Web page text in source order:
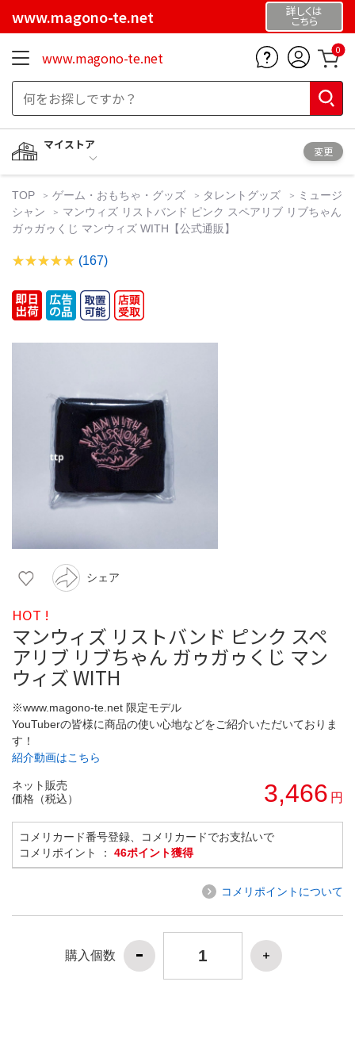
www.magono-te.net 詳しくは
こちら
www.magono-te.net 0
マイストア
変更
TOP ゲーム・おもちゃ・グッズ タレントグッズ
ミュージ
シャン
マンウィズ リストバンド ピンク スペアリブ リブちゃん
ガゥガゥくじ マンウィズ WITH【公式通販】
(167)
シェア
HOT !
マンウィズ リストバンド ピンク スペ
アリブ リブちゃん ガゥガゥくじ マン
ウィズ WITH
※www.magono-te.net 限定モデル
YouTuberの皆様に商品の使い心地などをご紹介いただいておりま
す！
紹介動画はこちら
ネット販売
価格（税込）
3,466 円
コメリカード番号登録、コメリカードでお支払いで
コメリポイント ： 46ポイント獲得
コメリポイントについて
購入個数